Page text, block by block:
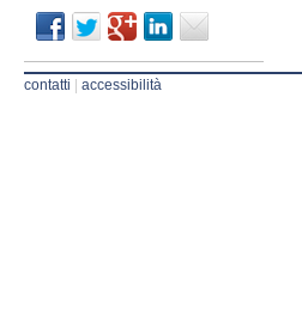
contatti | accessibilità